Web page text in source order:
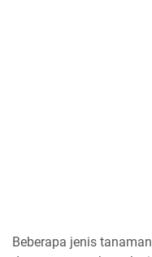
Beberapa jenis